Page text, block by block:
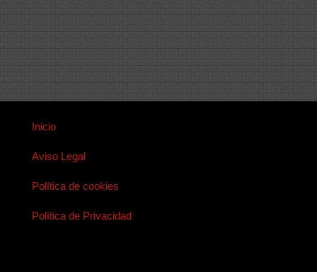
Inicio
Aviso Legal
Política de cookies
Política de Privacidad